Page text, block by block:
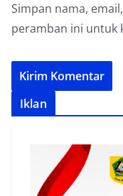
Simpan nama,
peramban ini untuk
Iklan